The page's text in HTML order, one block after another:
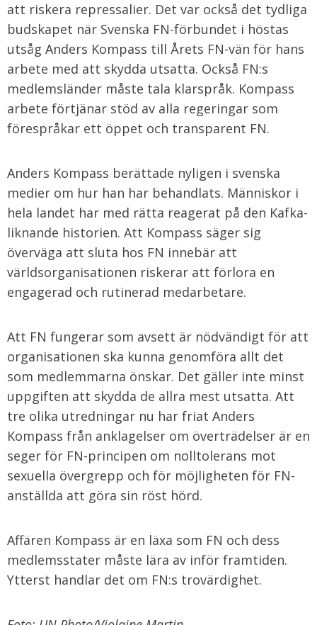
att riskera repressalier. Det var också det tydliga
budskapet när Svenska FN-förbundet i höstas
utsåg Anders Kompass till Årets FN-vän för hans
arbete med att skydda utsatta. Också FN:s
medlemsländer måste tala klarspråk. Kompass
arbete förtjänar stöd av alla regeringar som
förespråkar ett öppet och transparent FN.
Anders Kompass berättade nyligen i svenska
medier om hur han har behandlats. Människor i
hela landet har med rätta reagerat på den Kafka-
liknande historien. Att Kompass säger sig
överväga att sluta hos FN innebär att
världsorganisationen riskerar att förlora en
engagerad och rutinerad medarbetare.
Att FN fungerar som avsett är nödvändigt för att
organisationen ska kunna genomföra allt det
som medlemmarna önskar. Det gäller inte minst
uppgiften att skydda de allra mest utsatta. Att
tre olika utredningar nu har friat Anders
Kompass från anklagelser om överträdelser är en
seger för FN-principen om nolltolerans mot
sexuella övergrepp och för möjligheten för FN-
anställda att göra sin röst hörd.
Affären Kompass är en läxa som FN och dess
medlemsstater måste lära av inför framtiden.
Ytterst handlar det om FN:s trovärdighet.